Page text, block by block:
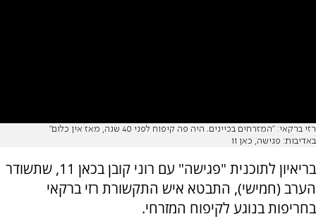
רזי ברקאי: "המזרחים בכיינים. היה פה קיפוח לפני 40 שנה, מאז אין כלום"
באדיבות: פגישה, כאן 11
בריאיון לתוכנית "פגישה" עם רוני קובן בכאן 11, שתשודר
הערב (חמישי), התבטא איש התקשורת רזי ברקאי
בחריפות בנוגע לקיפוח המזרחי.